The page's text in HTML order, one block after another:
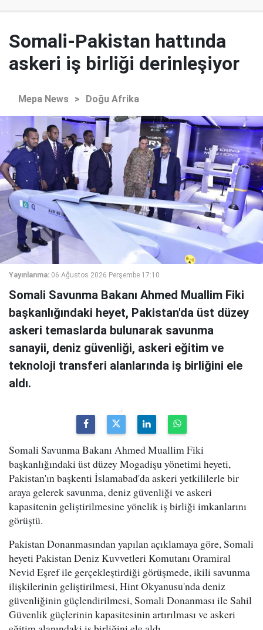
Somali-Pakistan hattında
askeri iş birliği derinleşiyor
Mepa News > Doğu Afrika
Yayınlanma: 06 Ağustos 2026 Perşembe 17:10
Somali Savunma Bakanı Ahmed Muallim Fiki
başkanlığındaki heyet, Pakistan'da üst düzey
askeri temaslarda bulunarak savunma
sanayii, deniz güvenliği, askeri eğitim ve
teknoloji transferi alanlarında iş birliğini ele
aldı.
Somali Savunma Bakanı Ahmed Muallim Fiki
başkanlığındaki üst düzey Mogadişu yönetimi heyeti,
Pakistan'ın başkenti İslamabad'da askeri yetkililerle bir
araya gelerek savunma, deniz güvenliği ve askeri
kapasitenin geliştirilmesine yönelik iş birliği imkanlarını
görüştü.
Pakistan Donanmasından yapılan açıklamaya göre, Somali
heyeti Pakistan Deniz Kuvvetleri Komutanı Oramiral
Nevid Eşref ile gerçekleştirdiği görüşmede, ikili savunma
ilişkilerinin geliştirilmesi, Hint Okyanusu'nda deniz
güvenliğinin güçlendirilmesi, Somali Donanması ile Sahil
Güvenlik güçlerinin kapasitesinin artırılması ve askeri